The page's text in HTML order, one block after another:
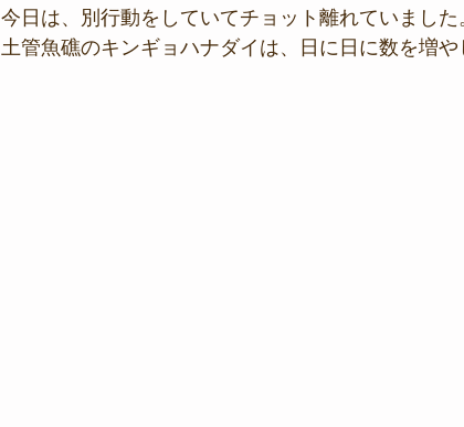
今日は、別行動をしていてチョット離れていました
土管魚礁のキンギョハナダイは、日に日に数を増や